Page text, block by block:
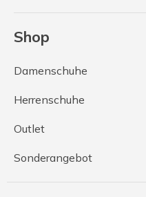
Shop
Damenschuhe
Herrenschuhe
Outlet
Sonderangebot